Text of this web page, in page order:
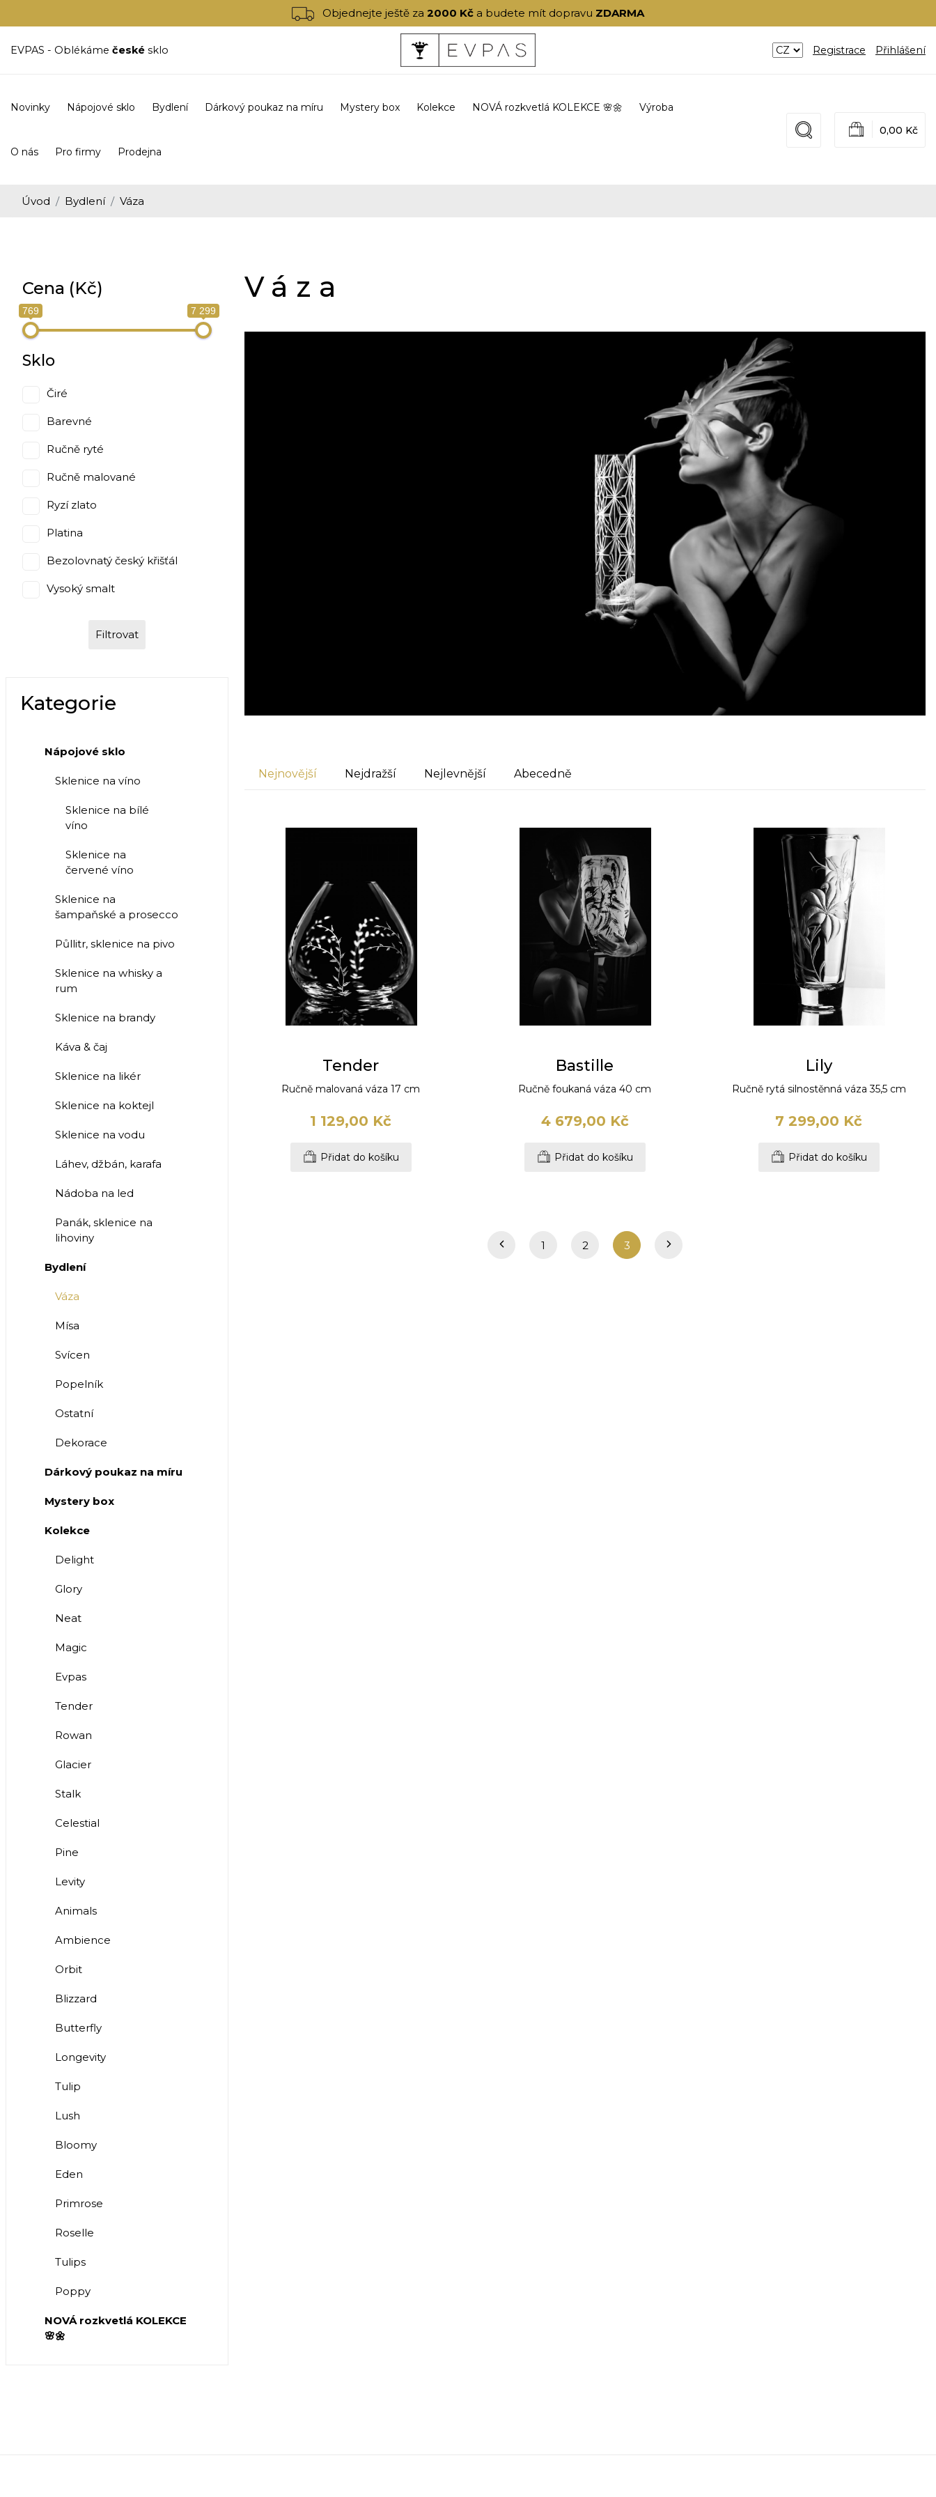
Objednejte ještě za2000 Kč a budete mít dopravu ZDARMA
EVPAS - Oblékáme české sklo Registrace Přihlášení
Novinky Nápojové sklo Bydlení Dárkový poukaz na míru Mystery box Kolekce NOVÁ rozkvetlá KOLEKCE 🌸🌼 Výroba
O nás Pro firmy Prodejna
0,00 Kč
Úvod Bydlení Váza
Váza
Nejnovější Nejdražší Nejlevnější Abecedně
Tender
Ručně malovaná váza 17 cm
1 129,00 Kč
Přidat do košíku
Bastille
Ručně foukaná váza 40 cm
4 679,00 Kč
Přidat do košíku
Lily
Ručně rytá silnostěnná váza 35,5 cm
7 299,00 Kč
Přidat do košíku
1 2 3
Cena (Kč)
769 7 299
Sklo
Čiré
Barevné
Ručně ryté
Ručně malované
Ryzí zlato
Platina
Bezolovnatý český křišťál
Vysoký smalt
Filtrovat
Kategorie
Nápojové sklo
Sklenice na víno
Sklenice na bílé
víno
Sklenice na
červené víno
Sklenice na
šampaňské a prosecco
Půllitr, sklenice na pivo
Sklenice na whisky a
rum
Sklenice na brandy
Káva & čaj
Sklenice na likér
Sklenice na koktejl
Sklenice na vodu
Láhev, džbán, karafa
Nádoba na led
Panák, sklenice na
lihoviny
Bydlení
Váza
Mísa
Svícen
Popelník
Ostatní
Dekorace
Dárkový poukaz na míru
Mystery box
Kolekce
Delight
Glory
Neat
Magic
Evpas
Tender
Rowan
Glacier
Stalk
Celestial
Pine
Levity
Animals
Ambience
Orbit
Blizzard
Butterfly
Longevity
Tulip
Lush
Bloomy
Eden
Primrose
Roselle
Tulips
Poppy
NOVÁ rozkvetlá KOLEKCE
🌸🌼